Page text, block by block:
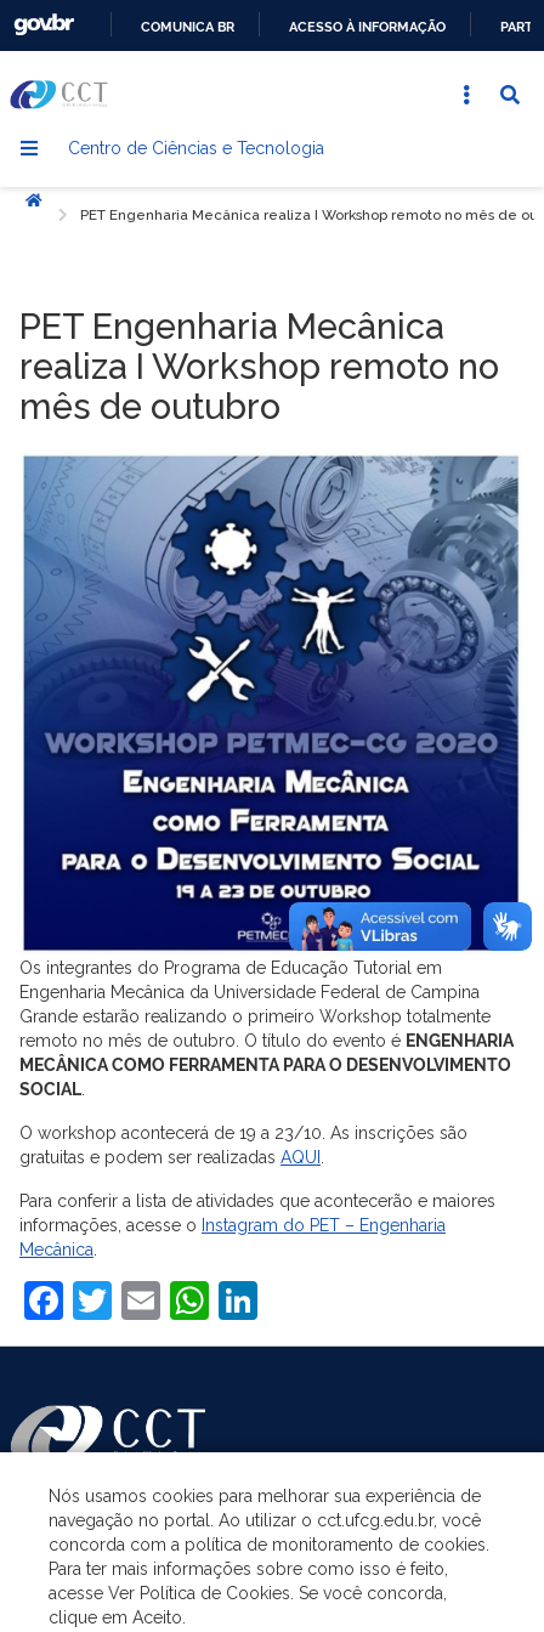
CONTEÚDO
COMUNICA BR ACESSO À INFORMAÇÃO
Centro de Ciências e Tecnologia
Início
PET Engenharia Mecânica realiza I Workshop remoto no mês de
PET Engenharia Mecânica
realiza I Workshop remoto no
mês de outubro
Os integrantes do Programa de Educação Tutorial em
Engenharia Mecânica da Universidade Federal de Campina
Grande estarão realizando o primeiro Workshop totalmente
remoto no mês de outubro. O título do evento é ENGENHARIA
MECÂNICA COMO FERRAMENTA PARA O DESENVOLVIMENTO
SOCIAL
O workshop acontecerá de 19 a 23/10. As inscrições são
gratuitas e podem ser realizadas AQUI
Para conferir a lista de atividades que acontecerão e maiores
informações, acesse o Instagram do PET – Engenharia
Mecânica
Facebook
Twitter
EmailWhatsApp
ASSUNTOS
ACESSO À INFORMAÇÃO
Nós usamos cookies para melhorar sua experiência de
navegação no portal. Ao utilizar o cct.ufcg.edu.br, você
concorda com a política de monitoramento de cookies.
Para ter mais informações sobre como isso é feito,
acesse Ver Política de Cookies. Se você concorda,
clique em Aceito.